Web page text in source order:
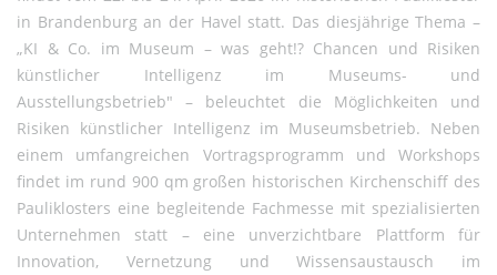
in Brandenburg an der Havel statt. Das diesjährige Thema –
„KI & Co. im Museum – was geht!? Chancen und Risiken
künstlicher Intelligenz im Museums- und
Ausstellungsbetrieb" – beleuchtet die Möglichkeiten und
Risiken künstlicher Intelligenz im Museumsbetrieb. Neben
einem umfangreichen Vortragsprogramm und Workshops
findet im rund 900 qm großen historischen Kirchenschiff des
Pauliklosters eine begleitende Fachmesse mit spezialisierten
Unternehmen statt – eine unverzichtbare Plattform für
Innovation, Vernetzung und Wissensaustausch im